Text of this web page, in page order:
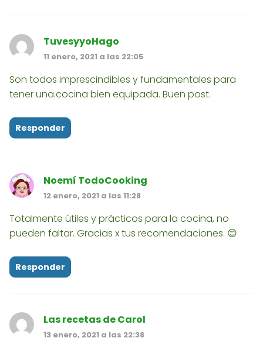
TuvesyyoHago
11 enero, 2021 a las 22:05
Son todos imprescindibles y fundamentales para
tener una.cocina bien equipada. Buen post.
Responder
Noemí TodoCooking
12 enero, 2021 a las 11:28
Totalmente útiles y prácticos para la cocina, no
pueden faltar. Gracias x tus recomendaciones. 😊
Responder
Las recetas de Carol
13 enero, 2021 a las 22:38